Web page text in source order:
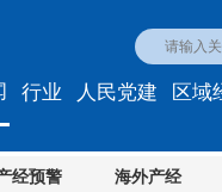
经预警 海外产经
行业 人民党建 区域